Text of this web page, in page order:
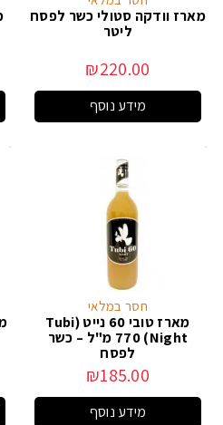
מארז וודקה סטולי כשר לפסח
ליטר
₪220.00
מידע נוסף
חסר במלאי
מארז טובי 60 נייט (Tubi
Night) 770 מ"ל – כשר
לפסח
₪185.00
מידע נוסף